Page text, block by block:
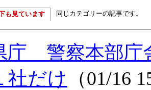
も見ています 同じカテゴリーの記事です。
庁 警察本部庁
社だけ （01/16